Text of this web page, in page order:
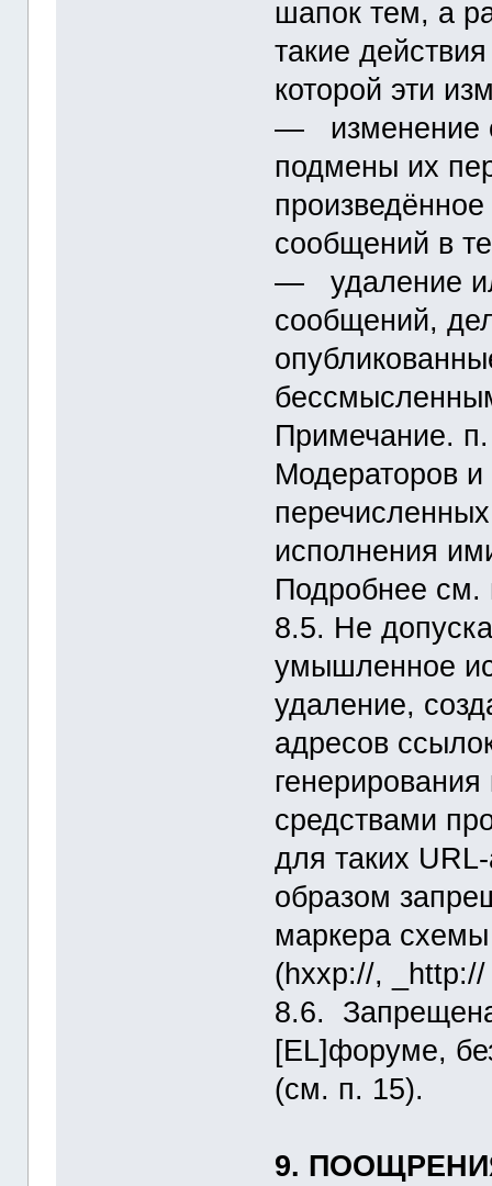
шапок тем, а
такие
которой эти
― изменение
подмены их
сообщений в
― удаление
сообщений,
Примечание.
Модераторов
исполнения
Подробнее см.
8.5. Не
умышленное
удаление,
адресов
средствами
для таких
образом
маркера
(hxxp://, _http://
8.6.
[EL]форуме,
(см. п. 15).
9.